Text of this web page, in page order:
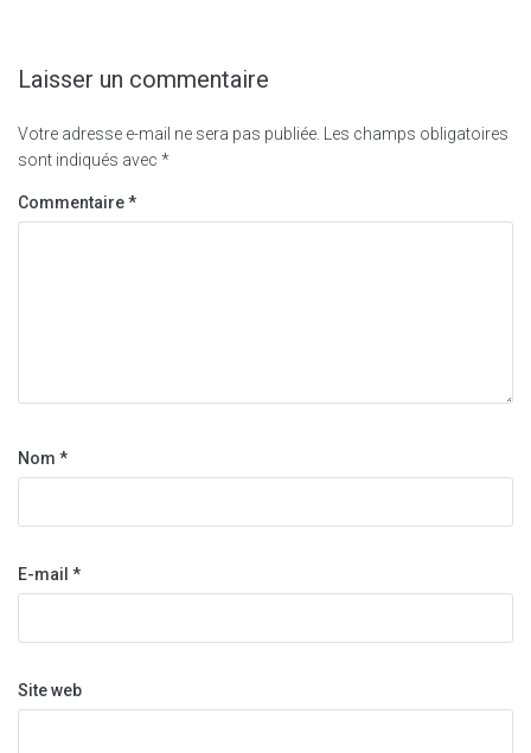
Laisser un commentaire
Votre adresse e-mail ne sera pas publiée.
Les champs obligatoires
sont indiqués avec *
Commentaire*
Nom *
E-mail *
Site web